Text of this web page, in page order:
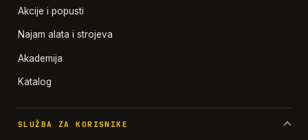
Akcije i popusti
Najam alata i strojeva
Akademija
Katalog
SLUŽBA ZA KORISNIKE